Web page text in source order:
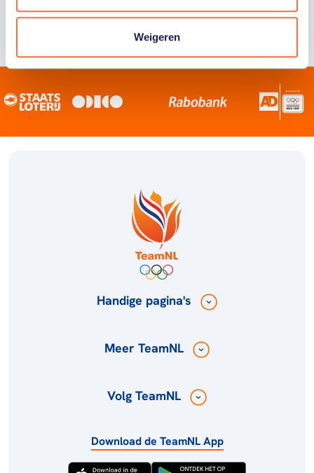
Weigeren
Handige pagina's
Meer TeamNL
Volg TeamNL
Download de TeamNL App